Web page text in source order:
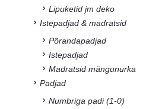
Lipuketid jm deko
Istepadjad & madratsid
Põrandapadjad
Istepadjad
Madratsid mängunurka
Padjad
Numbriga padi (1-0)